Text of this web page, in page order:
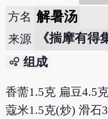
方名 解暑汤
来源 《揣摩有得
bubble_chart 组成
香薷1.5克 扁豆4.5
蔻米1.5克(炒) 滑石